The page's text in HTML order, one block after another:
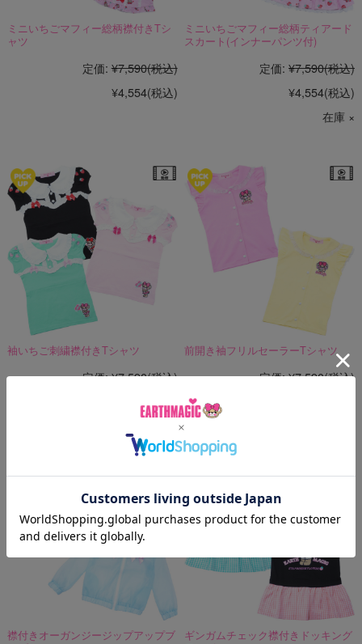
ミニいちごマフィー総柄襟付きTシ
ャツ
定価: ¥7,590(税込)
¥4,554(税込)
ミニいちごマフィー総柄ティアード
スカート(インナーパンツ付)
定価: ¥7,590(税込)
¥4,554(税込)
在庫 ×
袖いちご刺繍襟付きTシャツ
定価:¥7,590(税込)
前開き袖フリルセーラーTシャツ
定価:¥7,590(税込)
襟付きオーガンジージップアップブ
ギンガムチェック襟付きドッキング